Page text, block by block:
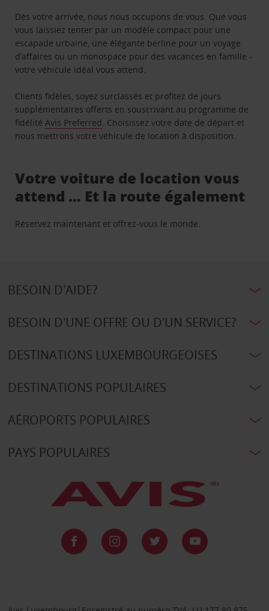
Dès votre arrivée, nous nous occupons de vous. Que vous
vous laissiez tenter par un modèle compact pour une
escapade urbaine, une élégante berline pour un voyage
d’affaires ou un monospace pour des vacances en famille -
votre véhicule idéal vous attend.
Clients fidèles, soyez surclassés et profitez de jours
supplémentaires offerts en souscrivant au programme de
fidélitéAvis Preferred. Choisissez votre date de départ et
nous mettrons votre véhicule de location à disposition.
Votre voiture de location vous
attend … Et la route également
Réservez maintenant et offrez-vous le monde.
BESOIN D'AIDE?
BESOIN D'UNE OFFRE OU D'UN SERVICE?
DESTINATIONS LUXEMBOURGEOISES
DESTINATIONS POPULAIRES
AÉROPORTS POPULAIRES
PAYS POPULAIRES